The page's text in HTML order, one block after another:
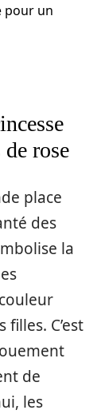
pour un
de rose
place
des
la
C’est
de
les